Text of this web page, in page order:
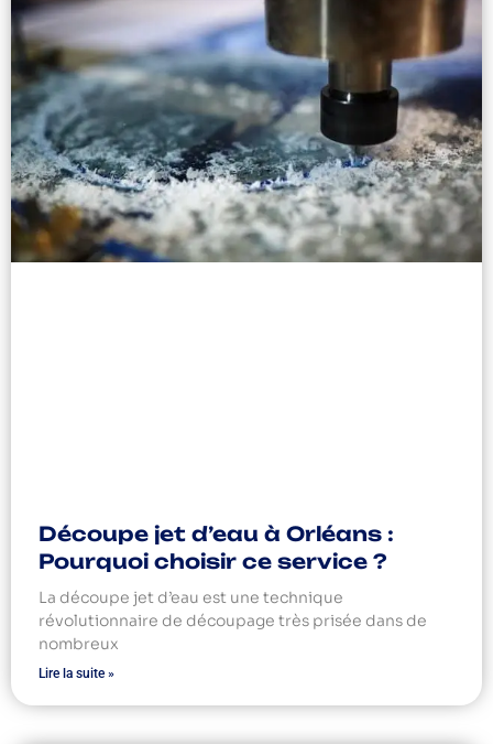
Découpe jet d’eau à Orléans :
Pourquoi choisir ce service ?
La découpe jet d’eau est une technique
révolutionnaire de découpage très prisée dans de
nombreux
Lire la suite »